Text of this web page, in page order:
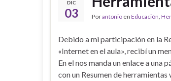
DIC
03 Porantonio en Educación,
Debido a mi participación en la
«Internet en el aula», recibí un
En el nos manda un enlace a una
con un Resumen de